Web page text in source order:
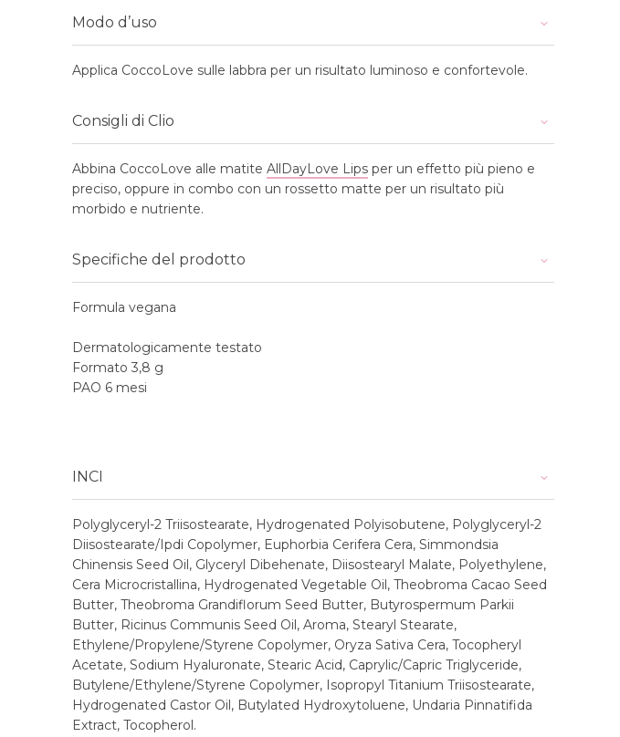
Modo d’uso
Applica CoccoLove sulle labbra per un risultato luminoso e confortevole.
Consigli di Clio
Abbina CoccoLove alle matite AllDayLove Lips per un effetto più pieno e
preciso, oppure in combo con un rossetto matte per un risultato più
morbido e nutriente.
Specifiche del prodotto
Formula vegana
Dermatologicamente testato
Formato 3,8 g
PAO 6 mesi
INCI
Polyglyceryl-2 Triisostearate, Hydrogenated Polyisobutene, Polyglyceryl-2
Diisostearate/Ipdi Copolymer, Euphorbia Cerifera Cera, Simmondsia
Chinensis Seed Oil, Glyceryl Dibehenate, Diisostearyl Malate, Polyethylene,
Cera Microcristallina, Hydrogenated Vegetable Oil, Theobroma Cacao Seed
Butter, Theobroma Grandiflorum Seed Butter, Butyrospermum Parkii
Butter, Ricinus Communis Seed Oil, Aroma, Stearyl Stearate,
Ethylene/Propylene/Styrene Copolymer, Oryza Sativa Cera, Tocopheryl
Acetate, Sodium Hyaluronate, Stearic Acid, Caprylic/Capric Triglyceride,
Butylene/Ethylene/Styrene Copolymer, Isopropyl Titanium Triisostearate,
Hydrogenated Castor Oil, Butylated Hydroxytoluene, Undaria Pinnatifida
Extract, Tocopherol.